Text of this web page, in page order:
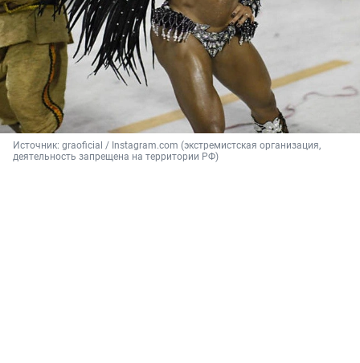
Источник: graoficial / Instagram.com (экстремистская организация,
деятельность запрещена на территории РФ)